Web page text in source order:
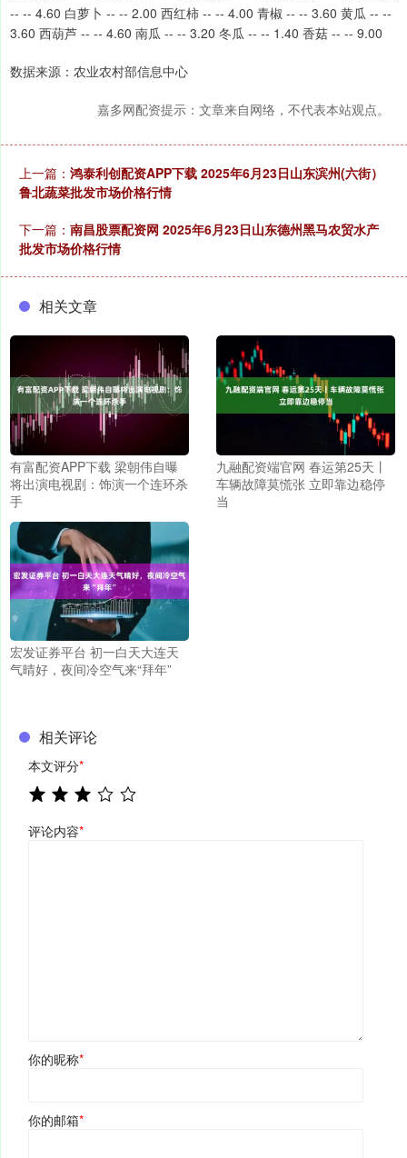
-- -- 4.60 白萝卜 -- -- 2.00 西红柿 -- -- 4.00 青椒 -- -- 3.60 黄瓜 -- --
3.60 西葫芦 -- -- 4.60 南瓜 -- -- 3.20 冬瓜 -- -- 1.40 香菇 -- -- 9.00
数据来源：农业农村部信息中心
嘉多网配资提示：文章来自网络，不代表本站观点。
上一篇： 鸿泰利创配资APP下载 2025年6月23日山东滨州(六街）
鲁北蔬菜批发市场价格行情
下一篇： 南昌股票配资网 2025年6月23日山东德州黑马农贸水产
批发市场价格行情
相关文章
有富配资APP下载 梁朝伟自曝
将出演电视剧：饰演一个连环杀
手
九融配资端官网 春运第25天丨
车辆故障莫慌张 立即靠边稳停
当
宏发证券平台 初一白天大连天
气晴好，夜间冷空气来“拜年”
相关评论
本文评分*
评论内容*
你的昵称*
你的邮箱*